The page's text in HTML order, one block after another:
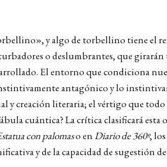
y algo de torbellino tiene el
o deslumbrantes, que girarán
El entorno que condiciona
antagónico y lo
y creación literaria; el vértigo que
cuántica? La crítica clasificará
con palomaso enDiario de 360º,
y de la capacidad de sugestión